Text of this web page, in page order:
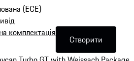
(ECE)
комплектація
Створити